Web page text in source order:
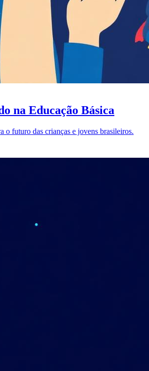
na Educação Básica
o futuro das crianças e jovens brasileiros.